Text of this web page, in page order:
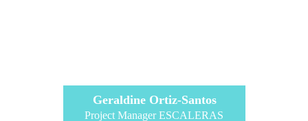
Geraldine Ortiz-Santos
Project Manager ESCALERAS